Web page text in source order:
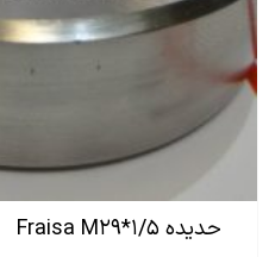
حدیده Fraisa M۲۹*۱/۵